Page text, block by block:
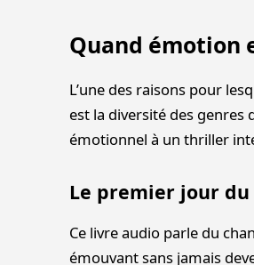
Quand émotion
L’une des raisons pour
est la diversité des genres
émotionnel à un thriller
Le premier jour
Ce livre audio parle du
émouvant sans jamais